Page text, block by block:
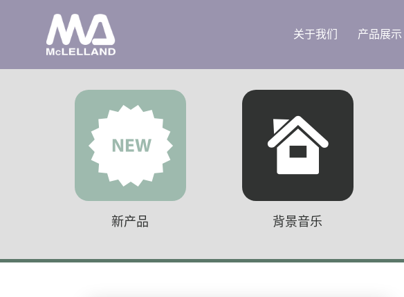
产品展示
关于我们
新产品 背景音乐